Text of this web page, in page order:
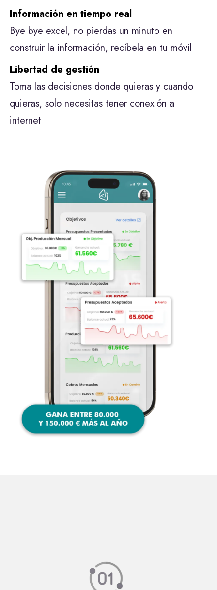
Información en tiempo real
Bye bye excel, no pierdas un minuto en
construir la información, recíbela en tu móvil
Libertad de gestión
Toma las decisiones donde quieras y cuando
quieras, solo necesitas tener conexión a
internet